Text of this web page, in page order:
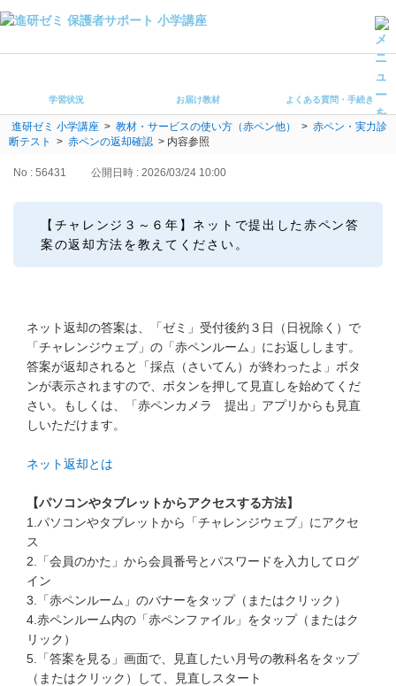
よくある質問・手続き
保護者サポート小学講座 トップ
登録情報の変更・各種お手続き
お客様サポート(手続き・照会)
カテゴリーから探す
お問い合わせ窓口
他の講座のよくある質問・手続きはこちら
進研ゼミ 中学講座
進研ゼミ 中学講座 中高一貫
進研ゼミ 高校講座
進研ゼミ小学講座のご紹介はこちら
学習状況 お届け教材 よくある質問・手続き
進研ゼミ 小学講座 > 教材・サービスの使い方（赤ペン他） > 赤ペン・実力診
断テスト
> 赤ペンの返却確認 > 内容参照
No : 56431 公開日時 : 2026/03/24 10:00
【チャレンジ３～６年】ネットで提出した赤ペン答
案の返却方法を教えてください。
ネット返却の答案は、「ゼミ」受付後約３日（日祝除く）で
「チャレンジウェブ」の「赤ペンルーム」にお返しします。
答案が返却されると「採点（さいてん）が終わったよ」ボタ
ンが表示されますので、ボタンを押して見直しを始めてくだ
さい。もしくは、「赤ペンカメラ 提出」アプリからも見直
しいただけます。
ネット返却とは
【パソコンやタブレットからアクセスする方法】
1.パソコンやタブレットから「チャレンジウェブ」にアクセ
ス
2.「会員のかた」から会員番号とパスワードを入力してログ
イン
3.「赤ペンルーム」のバナーをタップ（またはクリック）
4.赤ペンルーム内の「赤ペンファイル」をタップ（またはク
リック）
5.「答案を見る」画面で、見直したい月号の教科名をタップ
（またはクリック）して、見直しスタート